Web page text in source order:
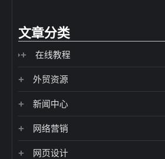
文章分类
在线教程
外贸资源
新闻中心
网络营销
网页设计